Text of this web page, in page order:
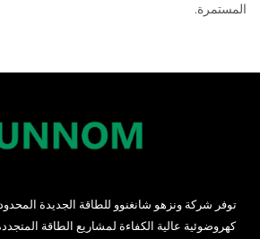
المستمرة.
توفر شركة ونزهو شانغنوو للطاقة الجديدة
كهروضوئية عالية الكفاءة لمشاريع الطاقة